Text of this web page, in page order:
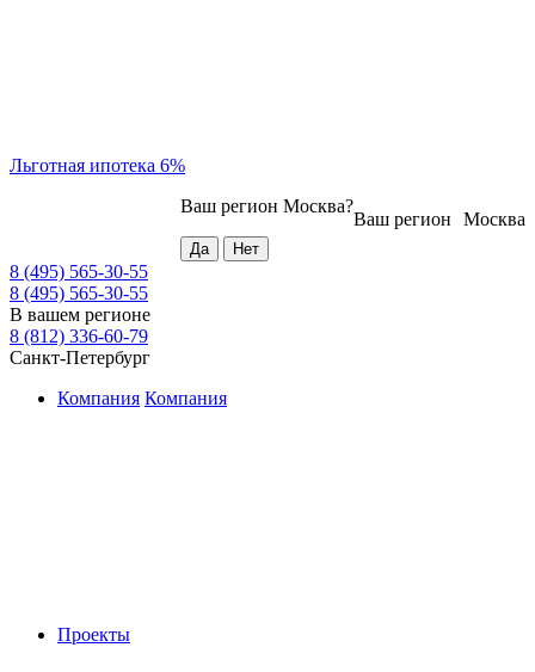
Льготная ипотека 6%
Москва
Ваш регион
Ваш регион Москва?
8 (495) 565-30-55
8 (495) 565-30-55
В вашем регионе
8 (812) 336-60-79
Санкт-Петербург
Компания Компания
Проекты